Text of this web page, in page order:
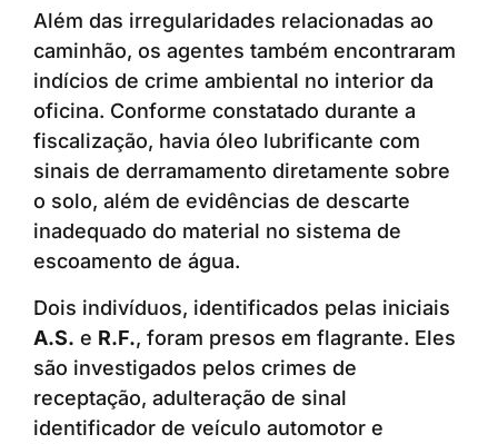
Além das irregularidades relacionadas ao
caminhão, os agentes também encontraram
indícios de crime ambiental no interior da
oficina. Conforme constatado durante a
fiscalização, havia óleo lubrificante com
sinais de derramamento diretamente sobre
o solo, além de evidências de descarte
inadequado do material no sistema de
escoamento de água.
Dois indivíduos, identificados pelas iniciais
A.S. e R.F., foram presos em flagrante. Eles
são investigados pelos crimes de
receptação, adulteração de sinal
identificador de veículo automotor e